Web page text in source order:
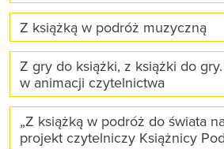
Z książką w podróż muzyczną
Z gry do książki, z książki do
w animacji czytelnictwa
„Z książką w podróż do świata
projekt czytelniczy Książnicy